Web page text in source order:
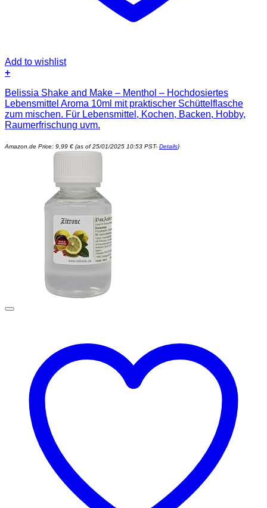
Add to wishlist
+
Belissia Shake and Make – Menthol – Hochdosiertes
Lebensmittel Aroma 10ml mit praktischer Schüttelflasche
zum mischen. Für Lebensmittel, Kochen, Backen, Hobby,
Raumerfrischung uvm.
Amazon.de Price: 9,99 € (as of 25/01/2025 10:53 PST- Details)